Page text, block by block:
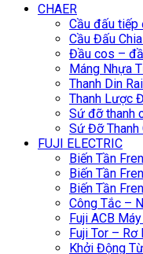
CHAER
Cầu đấu tiếp
Cầu Đấu
Đầu cos –
Máng Nhựa
Thanh Din
Thanh Lược
Sứ đỡ thanh
Sứ Đỡ Thanh
FUJI ELECTRIC
Biến Tần
Biến Tần
Biến Tần
Công Tắc –
Fuji ACB
Fuji Tor – Rơ
Khởi Động